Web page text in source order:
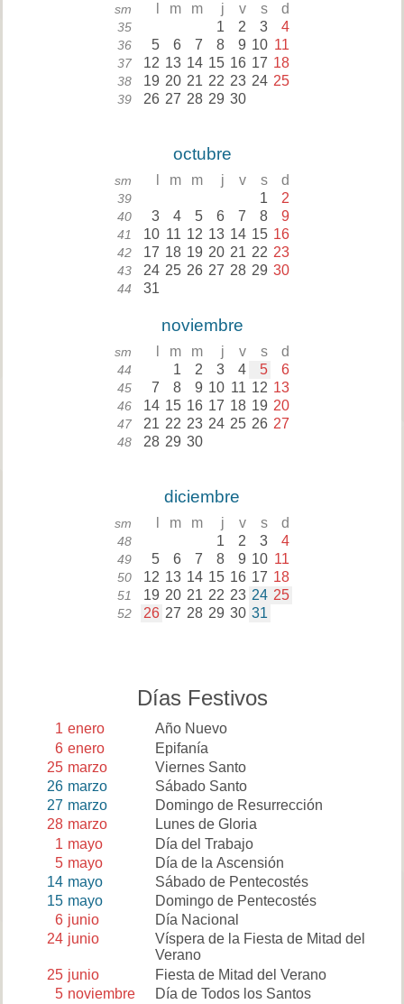
sm m m j v s d
35 1 2 3 4
36 5 6 7 8 9 10 11
37 12 13 14 15 16 17 18
38 19 20 21 22 23 24 25
39 26 27 28 29 30
octubre
sm m m j v s d
39 1 2
40 3 4 5 6 7 8 9
41 10 11 12 13 14 15 16
42 17 18 19 20 21 22 23
43 24 25 26 27 28 29 30
44 31
noviembre
sm m m j v s d
44 1 2 3 4 5 6
45 7 8 9 10 11 12 13
46 14 15 16 17 18 19 20
47 21 22 23 24 25 26 27
48 28 29 30
diciembre
sm m m j v s d
48 1 2 3 4
49 5 6 7 8 9 10 11
50 12 13 14 15 16 17 18
51 19 20 21 22 23 24 25
52 26 27 28 29 30 31
Días Festivos
1 enero
Año Nuevo
6 enero
Epifanía
25 marzo
Viernes Santo
26 marzo
Sábado Santo
27 marzo
Domingo de Resurrección
28 marzo
Lunes de Gloria
1 mayo
Día del Trabajo
5 mayo
Día de la Ascensión
14 mayo
Sábado de Pentecostés
15 mayo
Domingo de Pentecostés
6 junio
Día Nacional
24 junio
Víspera de la Fiesta de Mitad del
Verano
25 junio
Fiesta de Mitad del Verano
5 noviembre
Día de Todos los Santos